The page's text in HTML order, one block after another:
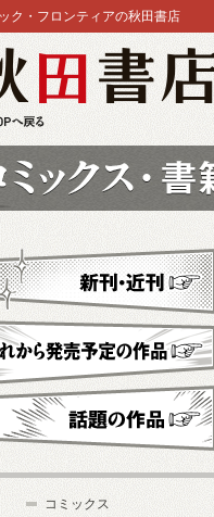
ク・フロンティアの秋田書店
近刊
ら発売予定
コミックス